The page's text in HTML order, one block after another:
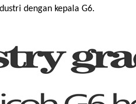
dengan kepala G6.